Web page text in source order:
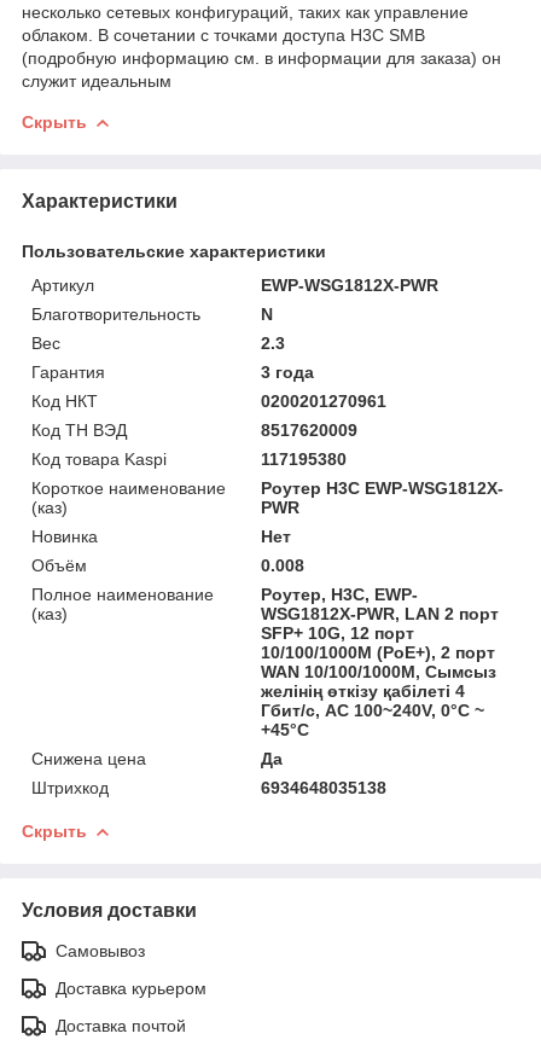
несколько сетевых конфигураций, таких как управление
облаком. В сочетании с точками доступа H3C SMB
(подробную информацию см. в информации для заказа) он
служит идеальным
Скрыть
Характеристики
Пользовательские характеристики
Артикул
EWP-WSG1812X-PWR
Благотворительность
N
Вес
2.3
Гарантия
3 года
Код НКТ
0200201270961
Код ТН ВЭД
8517620009
Код товара Kaspi
117195380
Короткое наименование
(каз)
Роутер H3C EWP-WSG1812X-
PWR
Новинка
Нет
Объём
0.008
Полное наименование
(каз)
Роутер, H3C, EWP-
WSG1812X-PWR, LAN 2 порт
SFP+ 10G, 12 порт
10/100/1000M (PoE+), 2 порт
WAN 10/100/1000M, Сымсыз
желінің өткізу қабілеті 4
Гбит/с, AC 100~240V, 0°C ~
+45°C
Снижена цена
Да
Штрихкод
6934648035138
Скрыть
Условия доставки
Самовывоз
Доставка курьером
Доставка почтой